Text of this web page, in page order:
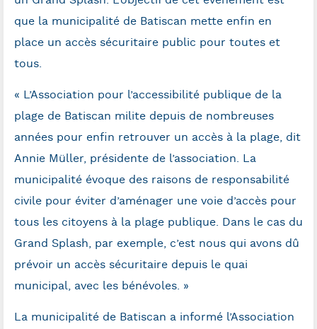
que la municipalité de Batiscan mette enfin en
place un accès sécuritaire public pour toutes et
tous.
« L’Association pour l’accessibilité publique de la
plage de Batiscan milite depuis de nombreuses
années pour enfin retrouver un accès à la plage, dit
Annie Müller, présidente de l’association. La
municipalité évoque des raisons de responsabilité
civile pour éviter d’aménager une voie d’accès pour
tous les citoyens à la plage publique. Dans le cas du
Grand Splash, par exemple, c’est nous qui avons dû
prévoir un accès sécuritaire depuis le quai
municipal, avec les bénévoles. »
La municipalité de Batiscan a informé l’Association